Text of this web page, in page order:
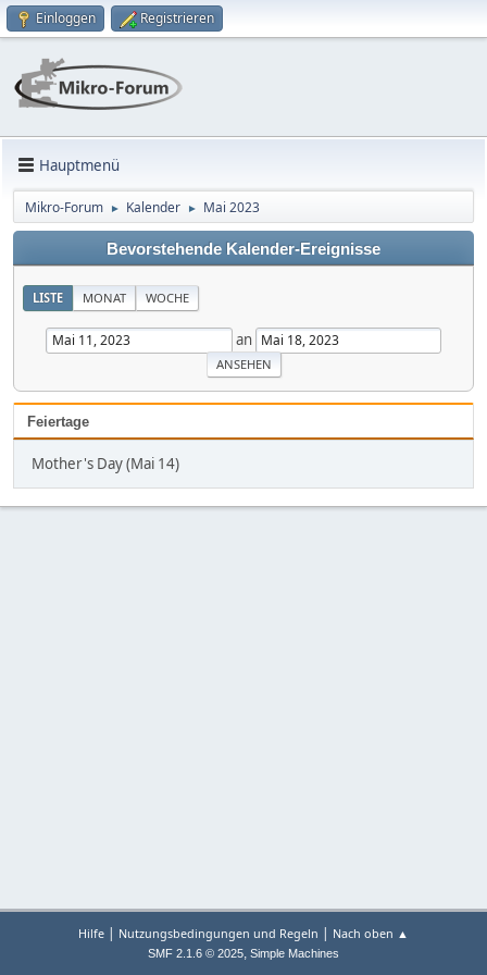
Einloggen Registrieren
Hauptmenü
Mikro-Forum ► Kalender ► Mai 2023
Bevorstehende Kalender-Ereignisse
LISTE MONAT WOCHE
an
Feiertage
Mother's Day (Mai 14)
Hilfe | Nutzungsbedingungen und Regeln | Nach oben ▲
SMF 2.1.6 © 2025, Simple Machines